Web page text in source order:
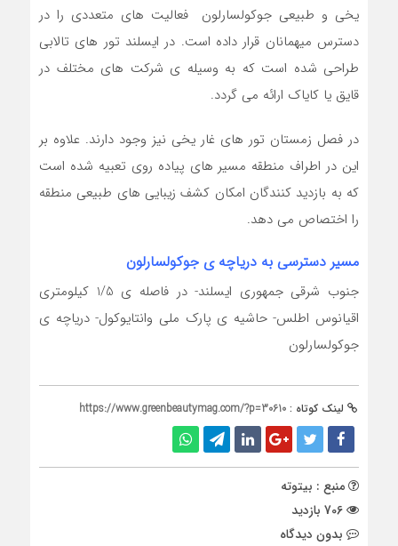
یخی و طبیعی جوکولسارلون فعالیت های متعددی را در
دسترس میهمانان قرار داده است. در ایسلند تور های تالابی
طراحی شده است که به وسیله ی شرکت های مختلف در
قایق یا کایاک ارائه می گردد.
در فصل زمستان تور های غار یخی نیز وجود دارند. علاوه بر
این در اطراف منطقه مسیر های پیاده روی تعبیه شده است
که به بازدید کنندگان امکان کشف زیبایی های طبیعی منطقه
را اختصاص می دهد.
مسیر دسترسی به دریاچه ی جوکولسارلون
جنوب شرقی جمهوری ایسلند- در فاصله ی 1/5 کیلومتری
اقیانوس اطلس- حاشیه ی پارک ملی وانتایوکول- دریاچه ی
جوکولسارلون
لینک کوتاه : https://www.greenbeautymag.com/?p=30610
منبع : بیتوته
بدون دیدگاه